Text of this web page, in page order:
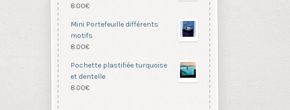
8.00€
Mini Portefeuille différents
motifs
8.00€
Pochette plastifiée turquoise
et dentelle
8.00€